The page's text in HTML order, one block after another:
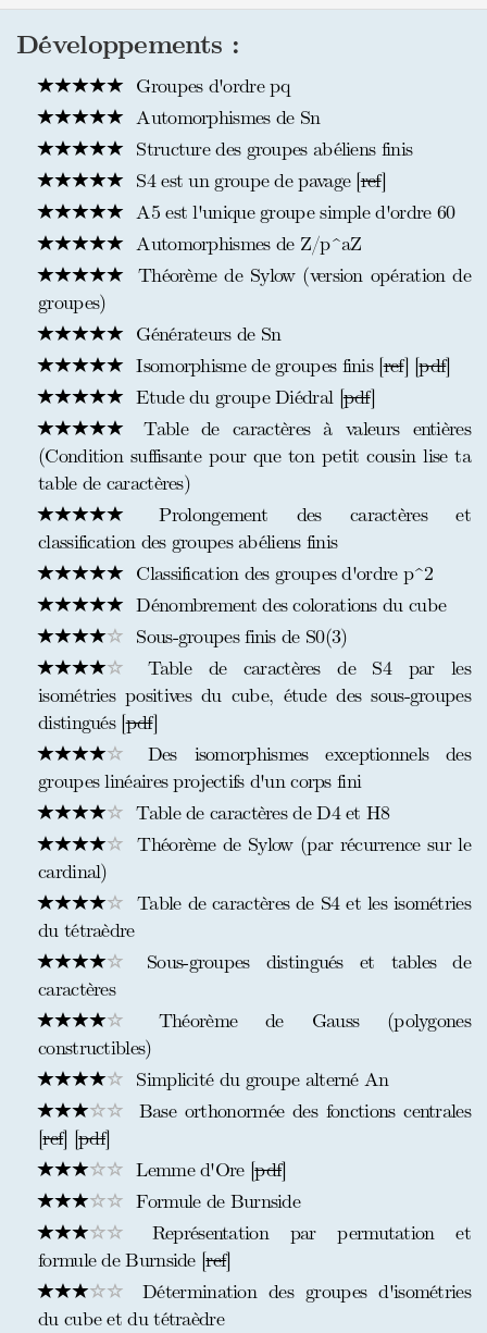
Développements :
Groupes d'ordre pq
Automorphismes de Sn
Structure des groupes abéliens finis
S4 est un groupe de pavage [ref]
A5 est l'unique groupe simple d'ordre 60
Automorphismes de Z/p^aZ
Théorème de Sylow (version opération de
groupes)
Générateurs de Sn
Isomorphisme de groupes finis [ref] [pdf]
Etude du groupe Diédral [pdf]
Table de caractères à valeurs entières
(Condition suffisante pour que ton petit cousin lise ta
table de caractères)
Prolongement des caractères et
classification des groupes abéliens finis
Classification des groupes d'ordre p^2
Dénombrement des colorations du cube
Sous-groupes finis de S0(3)
Table de caractères de S4 par les
isométries positives du cube, étude des sous-groupes
distingués [pdf]
Des isomorphismes exceptionnels des
groupes linéaires projectifs d'un corps fini
Table de caractères de D4 et H8
Théorème de Sylow (par récurrence sur le
cardinal)
Table de caractères de S4 et les isométries
du tétraèdre
Sous-groupes distingués et tables de
caractères
Théorème de Gauss (polygones
constructibles)
Simplicité du groupe alterné An
Base orthonormée des fonctions centrales
[ref] [pdf]
Lemme d'Ore [pdf]
Formule de Burnside
Représentation par permutation et
formule de Burnside [ref]
Détermination des groupes d'isométries
du cube et du tétraèdre